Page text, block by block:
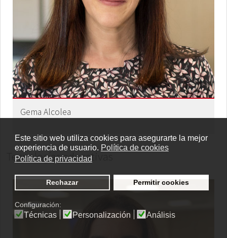
Este sitio web utiliza cookies para asegurarte la mejor
experiencia de usuario. Política de cookies
Política de privacidad
Rechazar Permitir cookies
Configuración:
Técnicas Personalización Análisis
Gema Alcolea
Tecnologías educativas